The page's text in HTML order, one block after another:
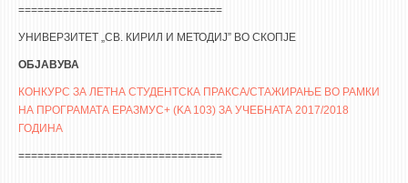
================================
УНИВЕРЗИТЕТ „СВ. КИРИЛ И МЕТОДИЈ” ВО СКОПЈЕ
ОБЈАВУВА
КОНКУРС ЗА ЛЕТНА СТУДЕНТСКА ПРАКСА/СТАЖИРАЊЕ ВО РАМКИ
НА ПРОГРАМАТА ЕРАЗМУС+ (KA 103) ЗА УЧЕБНАТА 2017/2018
ГОДИНА
================================